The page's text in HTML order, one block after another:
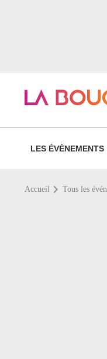
LES ÉVÈNEMENTS
Accueil Tous les